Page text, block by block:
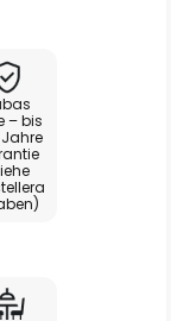
– bis